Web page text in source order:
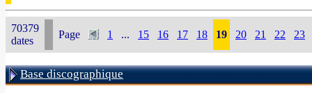
70379
dates
Page 1 ... 15 16 17 18 19 20 21 22 23
Base discographique